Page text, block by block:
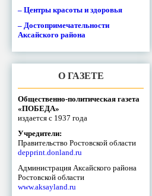
– Центры красоты и здоровья
– Достопримечательности
Аксайского района
О ГАЗЕТЕ
Общественно-политическая газета
«ПОБЕДА»
издается с 1937 года
Учредители:
Правительство Ростовской области
depprint.donland.ru
Администрация Аксайского района
Ростовской области
www.aksayland.ru